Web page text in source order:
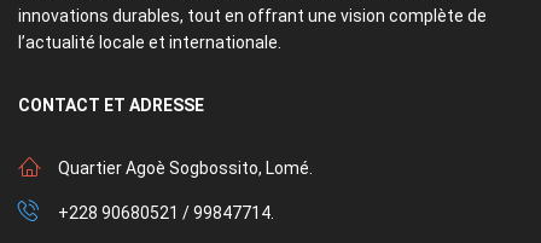
innovations durables, tout en offrant une vision complète de
l’actualité locale et internationale.
CONTACT ET ADRESSE
Quartier Agoè Sogbossito, Lomé.
+228 90680521 / 99847714.